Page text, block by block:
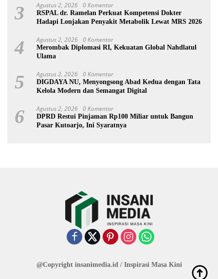
3 Agustus 2, 2026 0 Komentar
RSPAL dr. Ramelan Perkuat Kompetensi Dokter
Hadapi Lonjakan Penyakit Metabolik Lewat MRS 2026
4 Agustus 2, 2026 0 Komentar
Merombak Diplomasi RI, Kekuatan Global Nahdlatul
Ulama
5 Agustus 2, 2026 0 Komentar
DIGDAYA NU, Menyongsong Abad Kedua dengan Tata
Kelola Modern dan Semangat Digital
6 Agustus 2, 2026 0 Komentar
DPRD Restui Pinjaman Rp100 Miliar untuk Bangun
Pasar Kutoarjo, Ini Syaratnya
@Copyright insanimedia.id / Inspirasi Masa Kini